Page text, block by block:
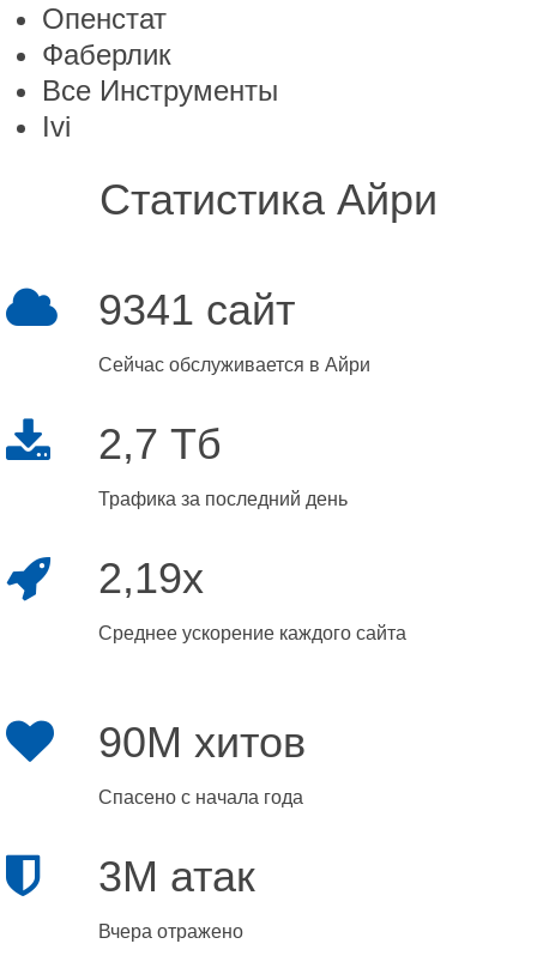
Опенстат
Фаберлик
Все Инструменты
Ivi
Статистика Айри
9341 сайт
Сейчас обслуживается в Айри
2,7 Тб
Трафика за последний день
2,19x
Среднее ускорение каждого сайта
90M хитов
Спасено с начала года
3M атак
Вчера отражено